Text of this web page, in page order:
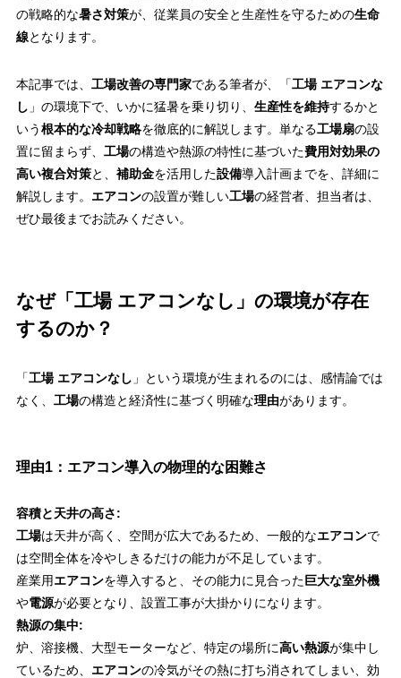
の戦略的な暑さ対策が、従業員の安全と生産性を守るための生命
線となります。
本記事では、 工場改善の専門家である筆者が、「工場 エアコンな
し 」の環境下で、いかに猛暑を乗り切り、 生産性を維持するかと
いう根本的な冷却戦略を徹底的に解説します。単なる工場扇の設
置に留まらず、 工場の構造や熱源の特性に基づいた費用対効果の
高い複合対策と、 補助金を活用した設備導入計画までを、詳細に
解説します。 エアコンの設置が難しい工場の経営者、担当者は、
ぜひ最後までお読みください。
なぜ「工場 エアコンなし」の環境が存在
するのか？
「工場 エアコンなし 」という環境が生まれるのには、感情論では
なく、 工場の構造と経済性に基づく明確な理由があります。
理由1：エアコン導入の物理的な困難さ
容積と天井の高さ:
工場は天井が高く、空間が広大であるため、一般的なエアコンで
は空間全体を冷やしきるだけの能力が不足しています。
産業用エアコンを導入すると、その能力に見合った 巨大な室外機
や電源が必要となり、設置工事が大掛かりになります。
熱源の集中:
炉、溶接機、大型モーターなど、特定の場所に高い熱源が集中し
ているため、 エアコンの冷気がその熱に打ち消されてしまい、効